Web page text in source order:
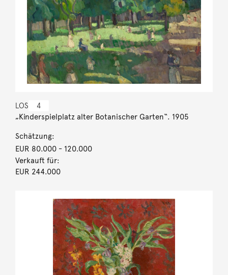
LOS 4
„Kinderspielplatz alter Botanischer Garten“. 1905
Schätzung:
EUR 80.000- 120.000
Verkauft für:
EUR 244.000